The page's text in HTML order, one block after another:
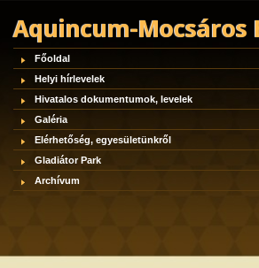
Aquincum-Mocsáros
Főoldal
Helyi hírlevelek
Hivatalos dokumentumok, levelek
Galéria
Elérhetőség, egyesületünkről
Gladiátor Park
Archívum